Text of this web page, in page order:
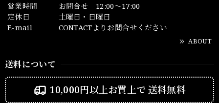
営業時間
お問合せ 12:00～17:00
定休日
土曜日・日曜日
E-mail
CONTACTよりお問合せください
ABOUT
送料について
10,000円以上お買上で送料無料